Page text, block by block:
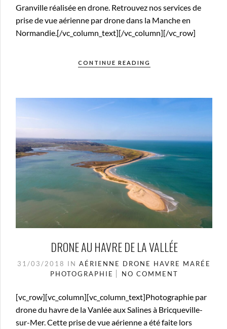
Granville réalisée en drone. Retrouvez nos services de
prise de vue aérienne par drone dans la Manche en
Normandie.[/vc_column_text][/vc_column][/vc_row]
CONTINUE READING
DRONE AU HAVRE DE LA VALLÉE
31/03/2018 IN AÉRIENNE DRONE HAVRE MARÉE
PHOTOGRAPHIE
NO COMMENT
[vc_row][vc_column][vc_column_text]Photographie par
drone du havre de la Vanlée aux Salines à Bricqueville-
sur-Mer. Cette prise de vue aérienne a été faite lors